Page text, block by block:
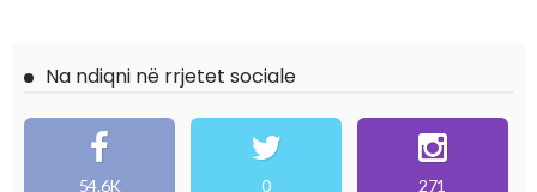
Na ndiqni në rrjetet sociale
54.6K 0 271